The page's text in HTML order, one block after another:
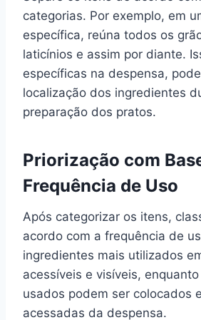
categorias. Por exemplo, em
específica, reúna todos os
laticínios e assim por diante.
específicas na despensa,
localização dos ingredientes
preparação dos pratos.
Priorização com
Frequência de Uso
Após categorizar os itens,
acordo com a frequência de
ingredientes mais utilizados
acessíveis e visíveis,
usados podem ser colocados
acessadas da despensa.